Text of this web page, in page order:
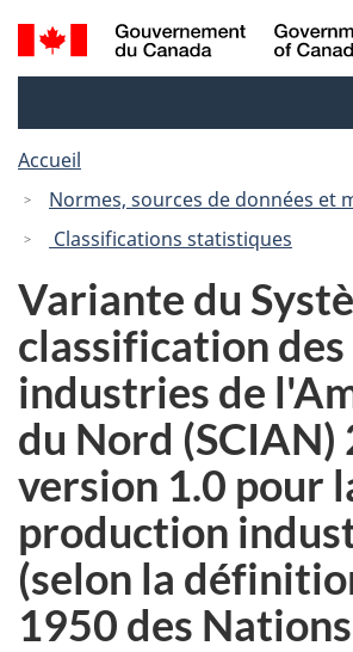
Passer
au
Passer
à
Recherche
et
Accueil
Normes, sources de données et
Classifications statistiques
Variante du
classification des
industries de
du Nord (SCIAN)
version 1.0 pour
production
(selon la
1950 des